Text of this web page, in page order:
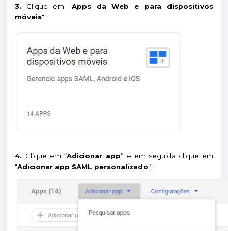
3. Clique em "Apps da Web e para dispositivos
móveis";
4. Clique em “Adicionar app” e em seguida clique em
“Adicionar app SAML personalizado”;